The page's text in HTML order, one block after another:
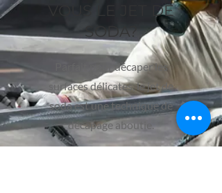
VOUS LE JET DE
SODA?
Parfait pour décaper les
surfaces délicates, le jet de
soda est une technique de
décapage aboutie.